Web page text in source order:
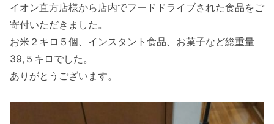
イオン直方店様から店内でフードドライブされた食品をご
寄付いただきました。
お米２キロ５個、インスタント食品、お菓子など総重量
39,５キロでした。
ありがとうございます。